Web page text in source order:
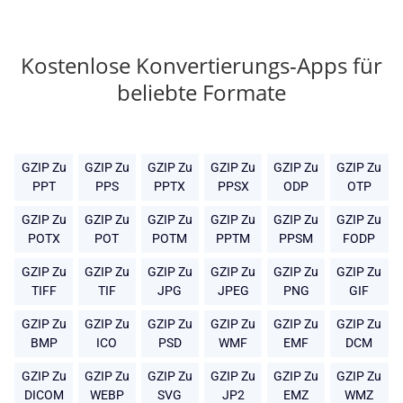
Kostenlose Konvertierungs-Apps für
beliebte Formate
GZIP Zu
PPT
GZIP Zu
PPS
GZIP Zu
PPTX
GZIP Zu
PPSX
GZIP Zu
ODP
GZIP Zu
OTP
GZIP Zu
POTX
GZIP Zu
POT
GZIP Zu
POTM
GZIP Zu
PPTM
GZIP Zu
PPSM
GZIP Zu
FODP
GZIP Zu
TIFF
GZIP Zu
TIF
GZIP Zu
JPG
GZIP Zu
JPEG
GZIP Zu
PNG
GZIP Zu
GIF
GZIP Zu
BMP
GZIP Zu
ICO
GZIP Zu
PSD
GZIP Zu
WMF
GZIP Zu
EMF
GZIP Zu
DCM
GZIP Zu
DICOM
GZIP Zu
WEBP
GZIP Zu
SVG
GZIP Zu
JP2
GZIP Zu
EMZ
GZIP Zu
WMZ